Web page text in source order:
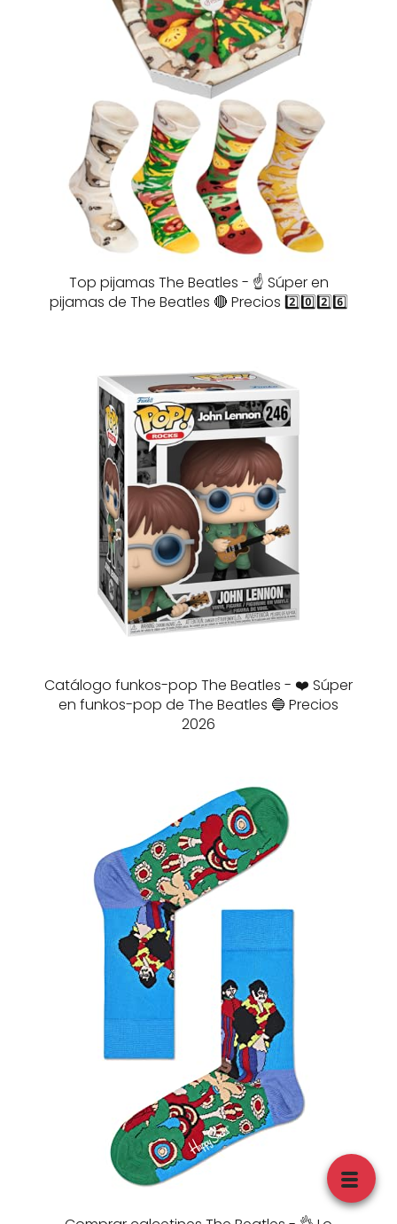
Top pijamas The Beatles - ☝️ Súper en
pijamas de The Beatles 🔴 Precios 2️⃣0️⃣2️⃣6️⃣
Catálogo funkos-pop The Beatles - ❤️ Súper
en funkos-pop de The Beatles 🔵 Precios
2026